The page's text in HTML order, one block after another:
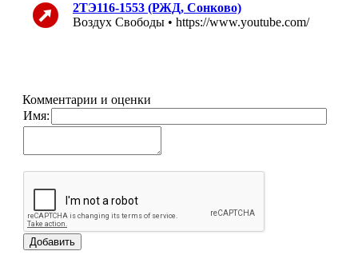
2ТЭ116-1553 (РЖД, Сонково)
Воздух Свободы • https://www.youtube.com/
Комментарии и оценки
Имя: